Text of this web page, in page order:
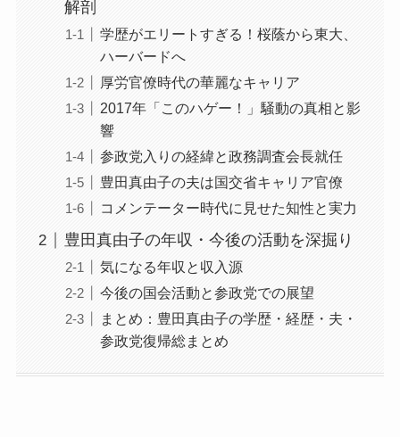
解剖
学歴がエリートすぎる！桜蔭から東大、
ハーバードへ
厚労官僚時代の華麗なキャリア
2017年「このハゲー！」騒動の真相と影
響
参政党入りの経緯と政務調査会長就任
豊田真由子の夫は国交省キャリア官僚
コメンテーター時代に見せた知性と実力
豊田真由子の年収・今後の活動を深掘り
気になる年収と収入源
今後の国会活動と参政党での展望
まとめ：豊田真由子の学歴・経歴・夫・
参政党復帰総まとめ